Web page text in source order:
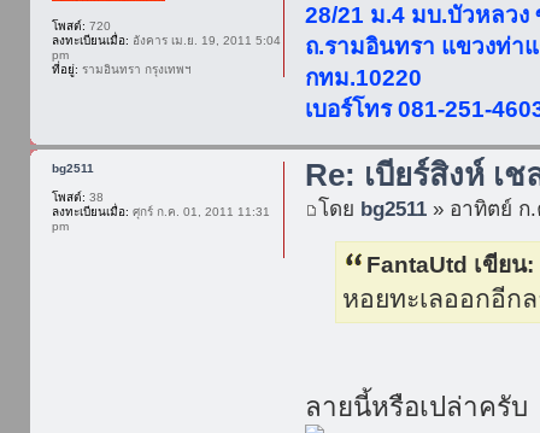
28/21 ม.4 มบ.บัวหลวง
ถ.รามอินทรา แขวงท่าแ
กทม.10220
เบอร์โทร 081-251-
โพสต์: 720
ลงทะเบียนเมื่อ: อังคาร เม.ย. 19, 2011 5:04
pm
ที่อยู่: รามอินทรา กรุงเทพฯ
Re: เบียร์สิงห์ เ
โดย bg2511 » อาทิตย์ ก.
FantaUtd เขียน:
หอยทะเลออกอีก
ลายนี้หรือเปล่าครับ
bg2511
โพสต์: 38
ลงทะเบียนเมื่อ: ศุกร์ ก.ค. 01, 2011 11:31
pm